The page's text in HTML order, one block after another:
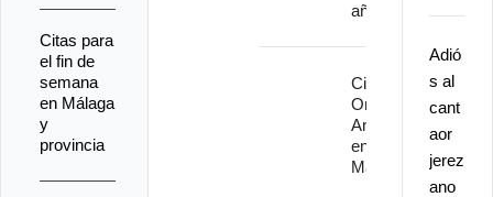
años
Cita con
Omega 30
Aniversario
en Starlite
Marbella
Adió
s al
cant
aor
jerez
ano
Citas para
el fin de
semana
en Málaga
y
provincia